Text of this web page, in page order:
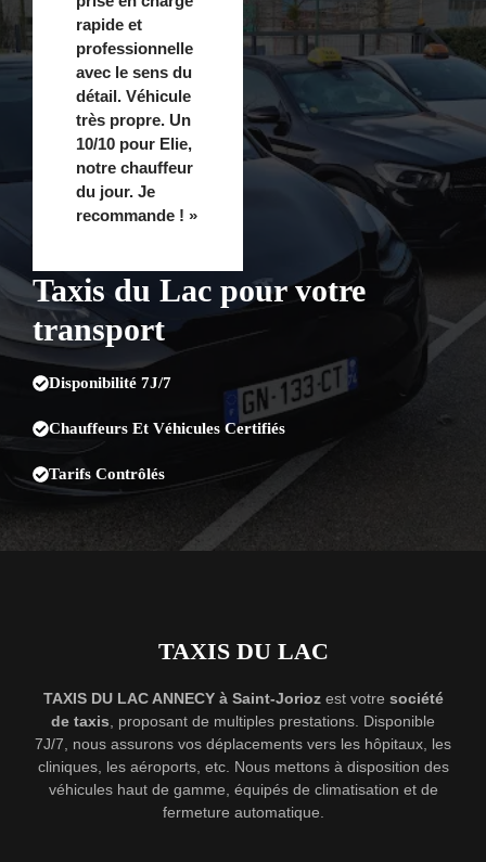
Taxis du Lac pour votre
transport
Disponibilité 7J/7
Chauffeurs Et Véhicules Certifiés
Tarifs Contrôlés
rapide et
professionnelle
avec le sens du
détail. Véhicule
très propre. Un
10/10 pour Elie,
notre chauffeur
du jour. Je
recommande ! »
TAXIS DU LAC
TAXIS DU LAC ANNECY à Saint-Joriozest votre société
de taxis, proposant de multiples prestations. Disponible
7J/7, nous assurons vos déplacements vers les hôpitaux, les
cliniques, les aéroports, etc. Nous mettons à disposition des
véhicules haut de gamme, équipés de climatisation et de
fermeture automatique.